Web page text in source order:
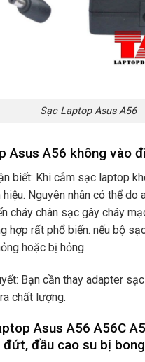
Sạc Laptop Asus A56
Asus A56 không vào
biết: Khi cắm sạc laptop
Nguyên nhân có thể do
cháy chân sạc gây cháy
hợp rất phổ biến. nếu bộ
hoặc bị hỏng.
Bạn cần thay adapter
chất lượng.
Asus A56 A56C
đứt, đầu cao su bị